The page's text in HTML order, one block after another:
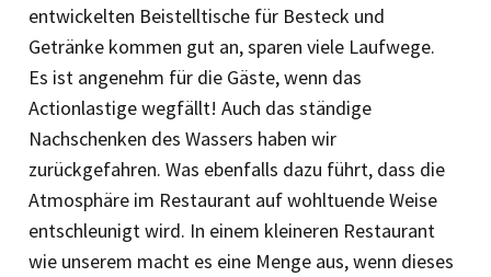
entwickelten Beistelltische für Besteck und
Getränke kommen gut an, sparen viele Laufwege.
Es ist angenehm für die Gäste, wenn das
Actionlastige wegfällt! Auch das ständige
Nachschenken des Wassers haben wir
zurückgefahren. Was ebenfalls dazu führt, dass die
Atmosphäre im Restaurant auf wohltuende Weise
entschleunigt wird. In einem kleineren Restaurant
wie unserem macht es eine Menge aus, wenn dieses